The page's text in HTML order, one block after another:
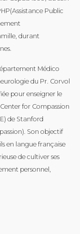
Public
durant
Médico
du Pr. Corvol
pour enseigner le
for Compassion
de Stanford
Son objectif
en langue française
de cultiver ses
personnel,